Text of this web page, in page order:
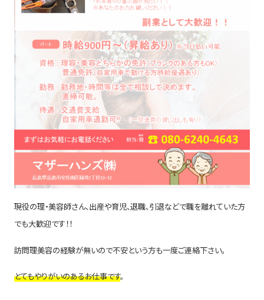
現役の理・美容師さん、出産や育児、退職、引退などで職を離れていた方
でも大歓迎です！！
訪問理美容の経験が無いので不安という方も一度ご連絡下さい。
とてもやりがいのあるお仕事です。